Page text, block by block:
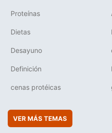
Proteínas
Dietas
Desayuno
Definición
cenas protéicas
VER MÁS TEMAS